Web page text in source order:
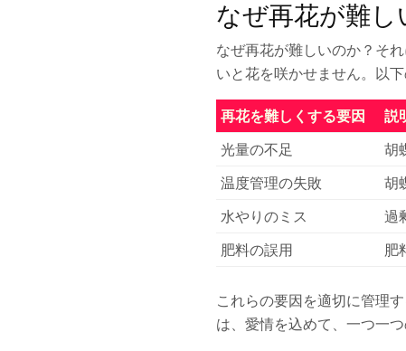
なぜ再花が難し
なぜ再花が難しいのか？そ
いと花を咲かせません。以
再花を難しくする要因
説
光量の不足
胡
温度管理の失敗
胡
水やりのミス
過
肥料の誤用
肥
これらの要因を適切に管理
は、愛情を込めて、一つ一